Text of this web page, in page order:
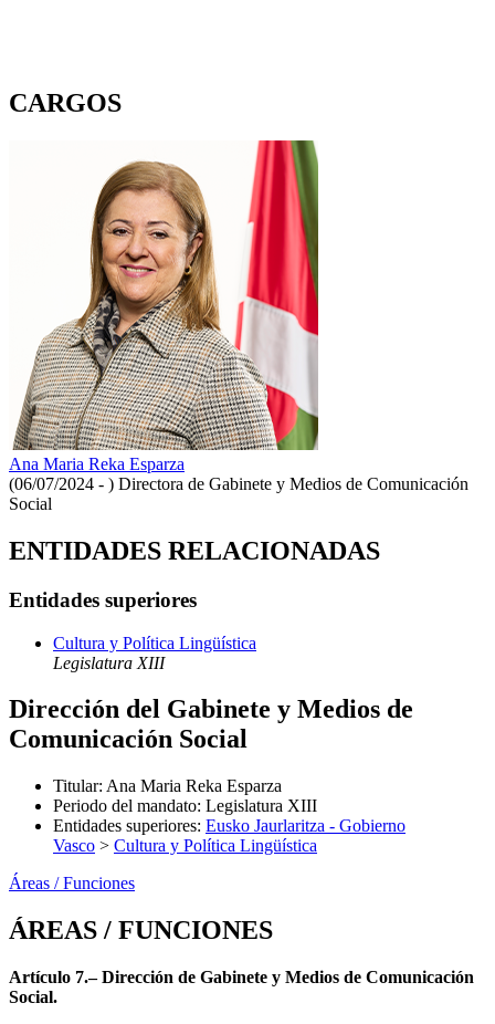
CARGOS
Ana Maria Reka Esparza
(06/07/2024 - ) Directora de Gabinete y Medios de Comunicación
Social
ENTIDADES RELACIONADAS
Entidades superiores
Cultura y Política Lingüística
Legislatura XIII
Dirección del Gabinete y Medios de
Comunicación Social
Titular: Ana Maria Reka Esparza
Periodo del mandato: Legislatura XIII
Entidades superiores: Eusko Jaurlaritza - Gobierno
Vasco > Cultura y Política Lingüística
Áreas / Funciones
ÁREAS / FUNCIONES
Artículo 7.– Dirección de Gabinete y Medios de Comunicación
Social.